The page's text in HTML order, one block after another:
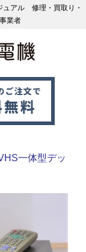
ュアル 修理・買取り・
業者
一体型デッ